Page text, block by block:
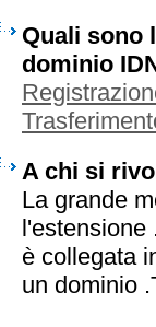
Quali sono
dominio
A chi si
La grande
l'estensione
è collegata
un dominio